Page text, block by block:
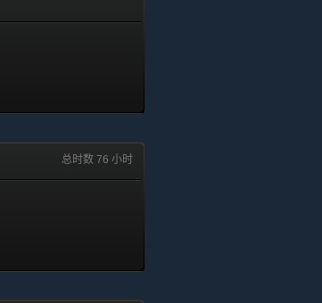
总时数 76 小时